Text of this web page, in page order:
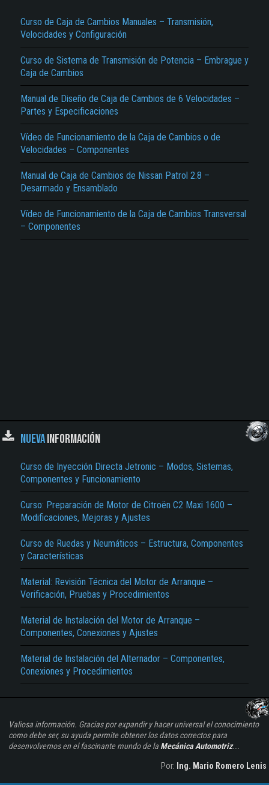
Curso de Caja de Cambios Manuales – Transmisión,
Velocidades y Configuración
Curso de Sistema de Transmisión de Potencia – Embrague y
Caja de Cambios
Manual de Diseño de Caja de Cambios de 6 Velocidades –
Partes y Especificaciones
Vídeo de Funcionamiento de la Caja de Cambios o de
Velocidades – Componentes
Manual de Caja de Cambios de Nissan Patrol 2.8 –
Desarmado y Ensamblado
Vídeo de Funcionamiento de la Caja de Cambios Transversal
– Componentes
NUEVAINFORMACIÓN
Curso de Inyección Directa Jetronic – Modos, Sistemas,
Componentes y Funcionamiento
Curso: Preparación de Motor de Citroën C2 Maxi 1600 –
Modificaciones, Mejoras y Ajustes
Curso de Ruedas y Neumáticos – Estructura, Componentes
y Características
Material: Revisión Técnica del Motor de Arranque –
Verificación, Pruebas y Procedimientos
Material de Instalación del Motor de Arranque –
Componentes, Conexiones y Ajustes
Material de Instalación del Alternador – Componentes,
Conexiones y Procedimientos
Valiosa información. Gracias por expandir y hacer universal el conocimiento
como debe ser, su ayuda permite obtener los datos correctos para
desenvolvernos en el fascinante mundo de la Mecánica Automotriz...
Por: Ing. Mario Romero Lenis
El Título es incorrecto según el contenido.
Texto o Imagen de portada son erróneos.
No carga o no se visualiza el contenido.
Reportar otro tipo de error...